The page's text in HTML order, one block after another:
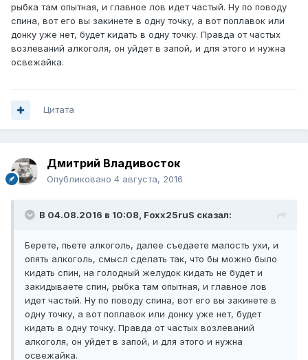
рыбка там опытная, и главное лов идет частый. Ну по поводу
спина, вот его вы закинете в одну точку, а вот поплавок или
донку уже нет, будет кидать в одну точку. Правда от частых
возлеваний алкоголя, он уйдет в запой, и для этого и нужна
освежайка.
Цитата
Дмитрий Владивосток
Опубликовано 4 августа, 2016
В 04.08.2016 в 10:08, Foxx25ruS сказал:
Берете, пьете алкоголь, далее съедаете малость ухи, и
опять алкоголь, смысл сделать так, что бы можно было
кидать спин, на голодный желудок кидать не будет и
закидываете спин, рыбка там опытная, и главное лов
идет частый. Ну по поводу спина, вот его вы закинете в
одну точку, а вот поплавок или донку уже нет, будет
кидать в одну точку. Правда от частых возлеваний
алкоголя, он уйдет в запой, и для этого и нужна
освежайка.